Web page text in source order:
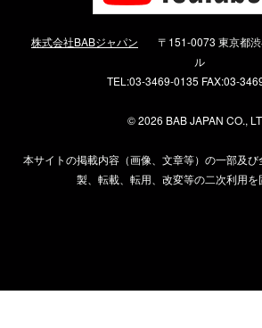
株式会社BABジャパン
〒151-0073 東京都
ル
TEL:03-3469-0135 FAX:03-
©2026 BAB JAPAN CO.,
本サイトの掲載内容（画像、文章等）の一部及
製、転載、転用、改変等の二次利用